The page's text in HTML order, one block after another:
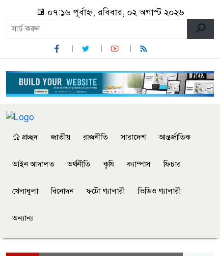
০৭:১৬ পূর্বাহ্ন, রবিবার, ০২ অগাস্ট ২০২৬
প্রচ্ছদ জাতীয় রাজনীতি সারাদেশ আন্তর্জাতিক
আইন আদালত অর্থনীতি কৃষি ক্যাম্পাস ফিচার
খেলাধুলা বিনোদন ফটো গ্যালারী ভিডিও গ্যালারী
অন্যান্য